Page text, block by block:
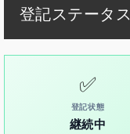
登記ステータス
✅
登記状態
継続中